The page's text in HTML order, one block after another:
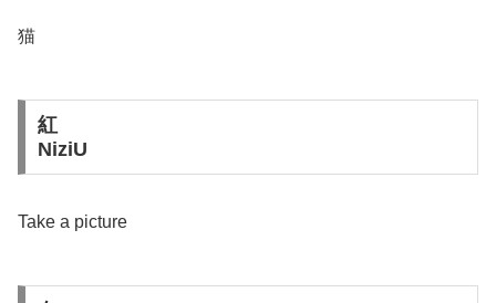
猫
紅
NiziU
Take a picture